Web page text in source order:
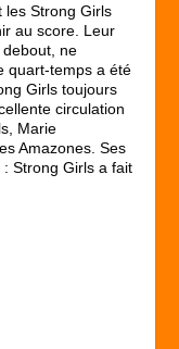
les Strong Girls
au score. Leur
ne
quart-temps a été
Girls toujours
circulation
Marie
Amazones. Ses
Strong Girls a fait